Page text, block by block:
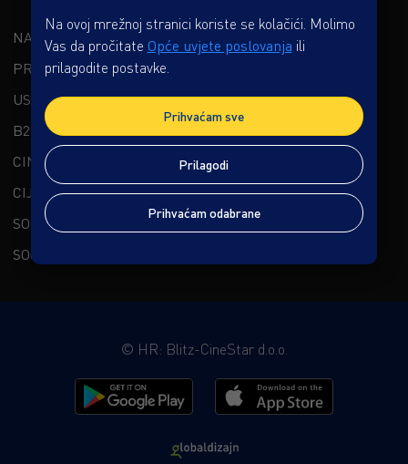
NAŠA KOMPANIJA
PREMIUM DOŽIVLJAJ
USLUGE
B2B
CINESTAR CHANNELS
CIJENE I OSTALO
SOCIAL CINESTAR
SOCIAL KAPTOL BOUTIQUE CINEMA
© HR: Blitz-CineStar d.o.o.
Na ovoj mrežnoj stranici koriste se kolačići. Molimo
Vas da pročitate Opće uvjete poslovanja ili
prilagodite postavke.
Prihvaćam odabrane
Prilagodi
Prihvaćam sve